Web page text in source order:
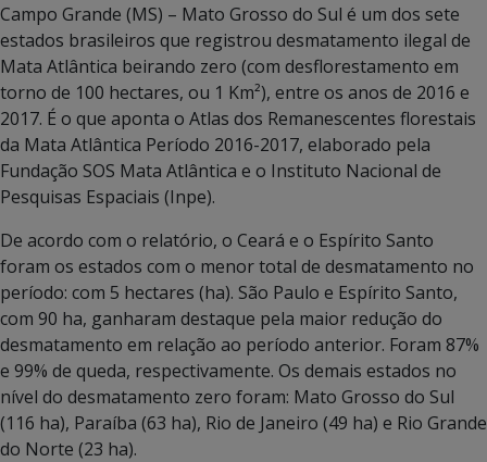
Campo Grande (MS) – Mato Grosso do Sul é um dos sete
estados brasileiros que registrou desmatamento ilegal de
Mata Atlântica beirando zero (com desflorestamento em
torno de 100 hectares, ou 1 Km²), entre os anos de 2016 e
2017. É o que aponta o Atlas dos Remanescentes florestais
da Mata Atlântica Período 2016-2017, elaborado pela
Fundação SOS Mata Atlântica e o Instituto Nacional de
Pesquisas Espaciais (Inpe).
De acordo com o relatório, o Ceará e o Espírito Santo
foram os estados com o menor total de desmatamento no
período: com 5 hectares (ha). São Paulo e Espírito Santo,
com 90 ha, ganharam destaque pela maior redução do
desmatamento em relação ao período anterior. Foram 87%
e 99% de queda, respectivamente. Os demais estados no
nível do desmatamento zero foram: Mato Grosso do Sul
(116 ha), Paraíba (63 ha), Rio de Janeiro (49 ha) e Rio Grande
do Norte (23 ha).